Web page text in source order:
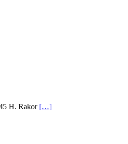
H. Rakor […]